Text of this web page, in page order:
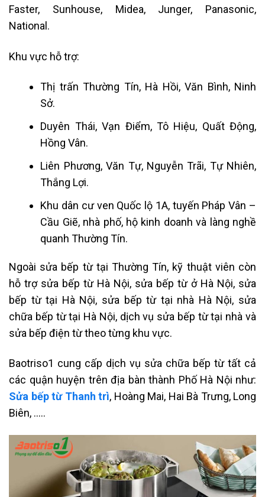
Faster, Sunhouse, Midea, Junger, Panasonic,
National.
Khu vực hỗ trợ:
Thị trấn Thường Tín, Hà Hồi, Văn Bình, Ninh
Sở.
Duyên Thái, Vạn Điểm, Tô Hiệu, Quất Động,
Hồng Vân.
Liên Phương, Văn Tự, Nguyễn Trãi, Tự Nhiên,
Thắng Lợi.
Khu dân cư ven Quốc lộ 1A, tuyến Pháp Vân –
Cầu Giẽ, nhà phố, hộ kinh doanh và làng nghề
quanh Thường Tín.
Ngoài sửa bếp từ tại Thường Tín, kỹ thuật viên còn
hỗ trợ sửa bếp từ Hà Nội, sửa bếp từ ở Hà Nội, sửa
bếp từ tại Hà Nội, sửa bếp từ tại nhà Hà Nội, sửa
chữa bếp từ tại Hà Nội, dịch vụ sửa bếp từ tại nhà và
sửa bếp điện từ theo từng khu vực.
Baotriso1 cung cấp dịch vụ sửa chữa bếp từ tất cả
các quận huyện trên địa bàn thành Phố Hà Nội như:
Sửa bếp từ Thanh trì, Hoàng Mai, Hai Bà Trưng, Long
Biên, …..